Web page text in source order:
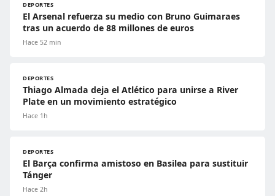
DEPORTES
El Arsenal refuerza su medio con Bruno Guimaraes
tras un acuerdo de 88 millones de euros
Hace 52 min
DEPORTES
Thiago Almada deja el Atlético para unirse a River
Plate en un movimiento estratégico
Hace 1h
DEPORTES
El Barça confirma amistoso en Basilea para sustituir
Tánger
Hace 2h